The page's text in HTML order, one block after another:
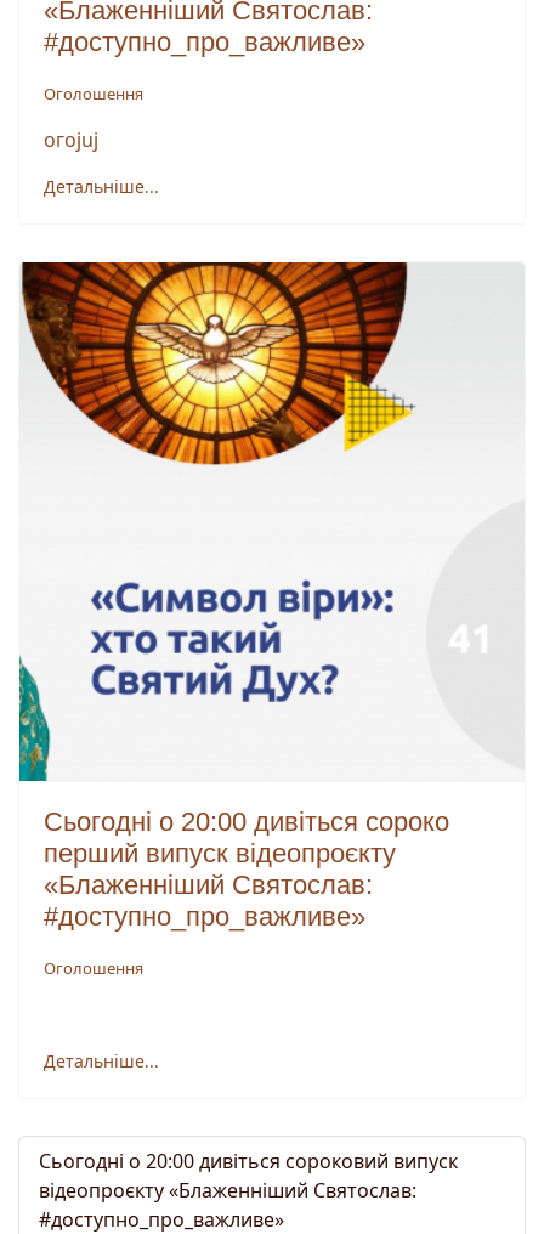
«Блаженніший Святослав:
#доступно_про_важливе»
Оголошення
огоjuj
Детальніше...
Сьогодні о 20:00 дивіться сороко
перший випуск відеопроєкту
«Блаженніший Святослав:
#доступно_про_важливе»
Оголошення
Детальніше...
Сьогодні о 20:00 дивіться сороковий випуск
відеопроєкту «Блаженніший Святослав:
#доступно_про_важливе»